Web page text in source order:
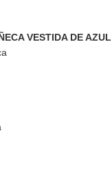
VESTIDA DE AZUL